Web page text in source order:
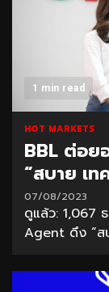
1 min read
HOT MARKETS
BBL ต่อ
“สบาย เท
07/08/2023
ดูแล้ว: 1,067
Agent ดึง “ส